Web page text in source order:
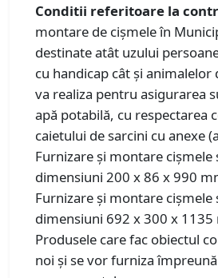
Conditii referitoare la
montare de cișmele în
destinate atât uzului
cu handicap cât și animalelor
va realiza pentru asigurarea
apă potabilă, cu respectarea
caietului de sarcini cu anexe
Furnizare și montare cișmele
dimensiuni 200 x 86 x 990
Furnizare și montare cișmele
dimensiuni 692 x 300 x 1135
Produsele care fac obiectul
noi și se vor furniza